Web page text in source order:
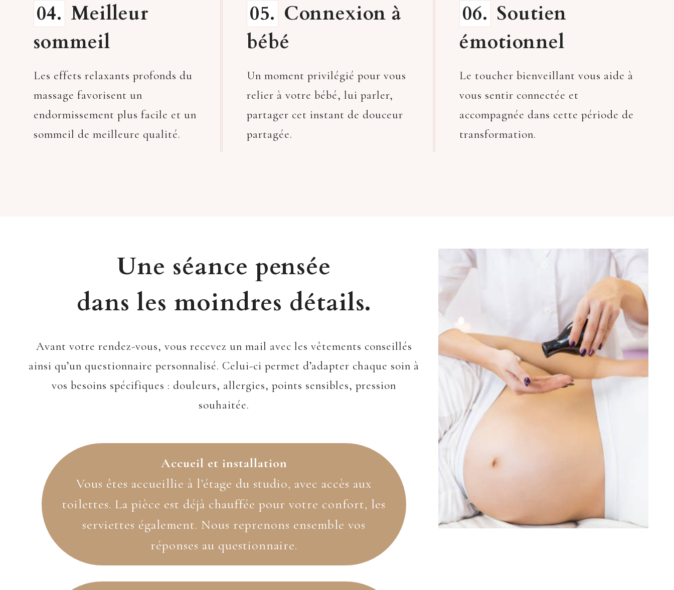
04. Meilleur
sommeil
Les effets relaxants profonds du
massage favorisent un
endormissement plus facile et un
sommeil de meilleure qualité.
05. Connexion à
bébé
Un moment privilégié pour vous
relier à votre bébé, lui parler,
partager cet instant de douceur
partagée.
06. Soutien
émotionnel
Le toucher bienveillant vous aide à
vous sentir connectée et
accompagnée dans cette période de
transformation.
Une séance pensée
dans les moindres détails.
Avant votre rendez-vous, vous recevez un mail avec les vêtements conseillés
ainsi qu’un questionnaire personnalisé. Celui-ci permet d’adapter chaque soin à
vos besoins spécifiques : douleurs, allergies, points sensibles, pression
souhaitée.
Accueil et installation
Vous êtes accueillie à l’étage du studio, avec accès aux
toilettes. La pièce est déjà chauffée pour votre confort, les
serviettes également. Nous reprenons ensemble vos
réponses au questionnaire.